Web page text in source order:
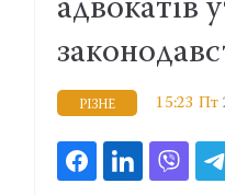
адвокатів
РІЗНЕ 15:23 Пт